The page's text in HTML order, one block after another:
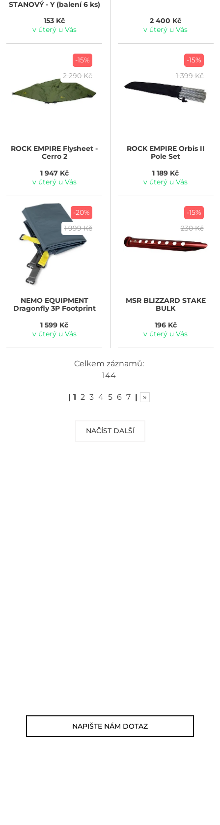
NAPIŠTE NÁM DOTAZ
STANOVÝ - Y (balení 6 ks)
153 Kč
v úterý u Vás
2 400 Kč
v úterý u Vás
-15%
2 290 Kč
ROCK EMPIRE Flysheet -
Cerro 2
1 947 Kč
v úterý u Vás
-15%
1 399 Kč
ROCK EMPIREOrbis II
Pole Set
1 189 Kč
v úterý u Vás
-20%
1 999 Kč
NEMO EQUIPMENT
Dragonfly 3P Footprint
1 599 Kč
v úterý u Vás
-15%
230 Kč
MSRBLIZZARD STAKE
BULK
196 Kč
v úterý u Vás
NAČÍST DALŠÍ
Celkem záznamů:
144
| 1 2 3 4 5 6 7 | »